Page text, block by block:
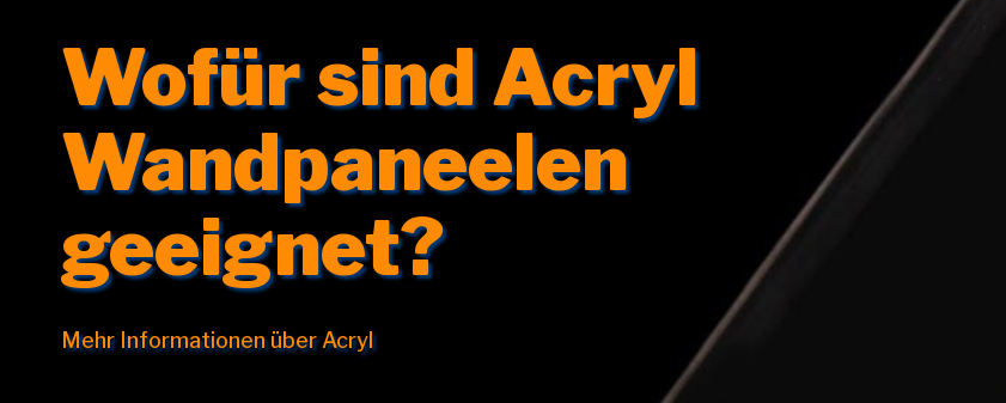
Wofür sind Acryl
Wandpaneelen
geeignet?
Mehr Informationen über Acryl